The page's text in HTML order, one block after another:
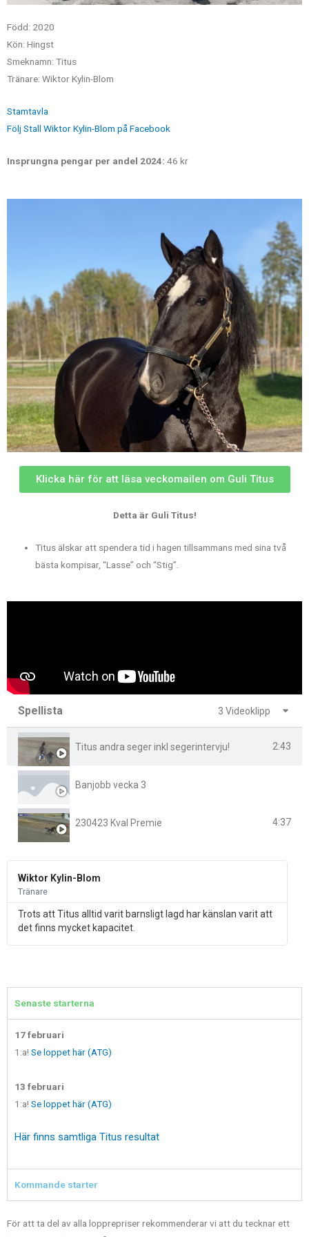
Född: 2020
Kön: Hingst
Smeknamn: Titus
Tränare: Wiktor Kylin-Blom
Stamtavla
Följ Stall Wiktor Kylin-Blom på Facebook
Insprungna pengar per andel 2024: 46 kr
Klicka här för att läsa veckomailen om Guli Titus
Detta är Guli Titus!
Titus älskar att spendera tid i hagen tillsammans med sina två
bästa kompisar, “Lasse” och “Stig”.
Spellista 3 Videoklipp
Titus andra seger inkl segerintervju! 2:43
Banjobb vecka 3
230423 Kval Premie 4:37
Wiktor Kylin-Blom
Tränare
m
Trots att Titus alltid varit barnsligt lagd har känslan varit att
det finns mycket kapacitet.
Senaste starterna
17 februari
1:a! Se loppet här (ATG)
13 februari
1:a! Se loppet här (ATG)
Här finns samtliga Titus resultat
Kommande starter
För att ta del av alla lopprepriser rekommenderar vi att du tecknar ett